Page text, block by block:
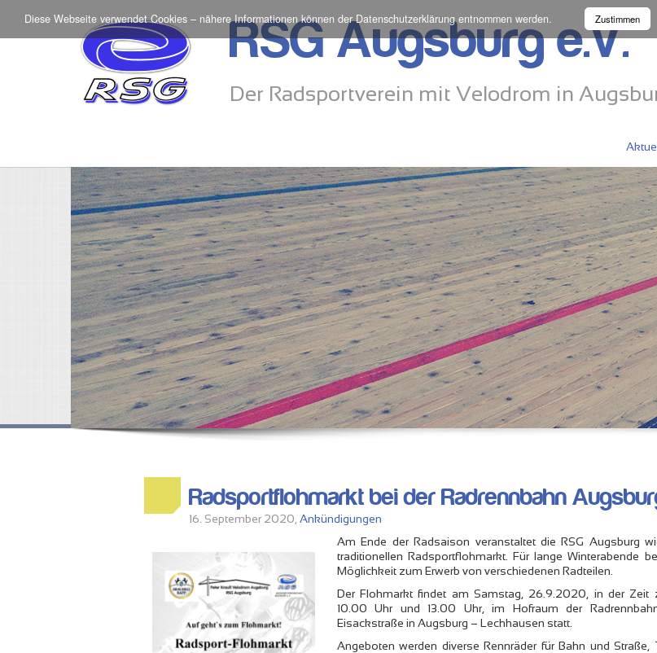
Diese Webseite verwendet Cookies – nähere Informationen können derDatenschutzerklärungentnommen werden. Zustimmen
RSG Augsburg e.V.
Der Radsportverein mit Velodrom in
Radsportflohmarkt bei der Radrennbahn
16. September 2020, Ankündigungen
Am Ende der Radsaison veranstaltet die RSG Augsburg
traditionellen Radsportflohmarkt. Für lange Winterabende
Möglichkeit zum Erwerb von verschiedenen Radteilen.
Der Flohmarkt findet am Samstag, 26.9.2020, in der Zeit
10.00 Uhr und 13.00 Uhr, im Hofraum der
Eisackstraße in Augsburg – Lechhausen statt.
Angeboten werden diverse Rennräder für Bahn und Straße,